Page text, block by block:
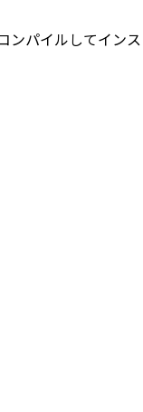
ンパイルしてイン